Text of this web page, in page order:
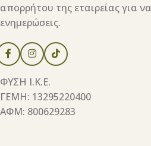
απορρήτου της εταιρείας για
ενημερώσεις.
ΦΥΣΗ Ι.Κ.Ε.
ΓΕΜΗ: 13295220400
ΑΦΜ: 800629283